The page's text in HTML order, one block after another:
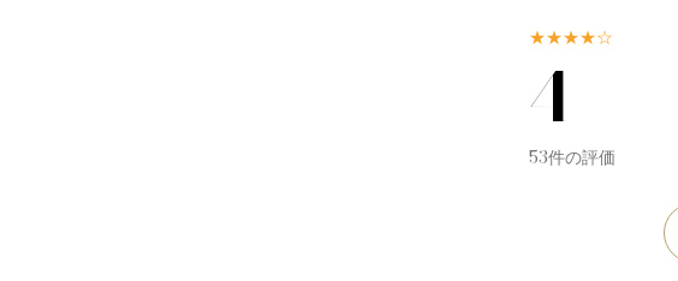
★★★★☆
4
53件の評価